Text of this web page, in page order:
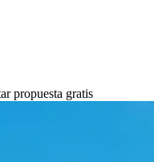
propuesta gratis